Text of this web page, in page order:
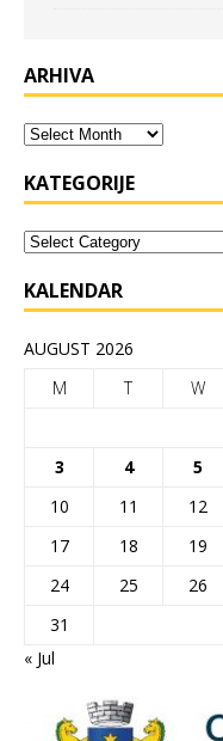
ARHIVA
KATEGORIJE
KALENDAR
AUGUST 2026
M
T W
3
4 5
10
11 12
17
18 19
24
25 26
31
« Jul